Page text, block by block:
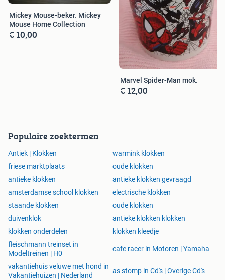
Mickey Mouse-beker. Mickey
Mouse Home Collection
€ 10,00
Marvel Spider-Man mok.
€ 12,00
Populaire zoektermen
Antiek | Klokken
warmink klokken
friese marktplaats
oude klokken
antieke klokken
antieke klokken gevraagd
amsterdamse school klokken
electrische klokken
staande klokken
oude klokken
duivenklok
antieke klokken klokken
klokken onderdelen
klokken kleedje
fleischmann treinset in
Modeltreinen | H0
cafe racer in Motoren | Yamaha
vakantiehuis veluwe met hond in
Vakantiehuizen | Nederland
as stomp in Cd's | Overige Cd's